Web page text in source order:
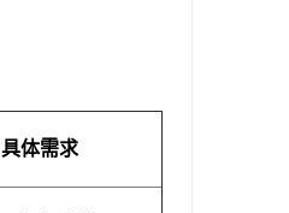
具体需求